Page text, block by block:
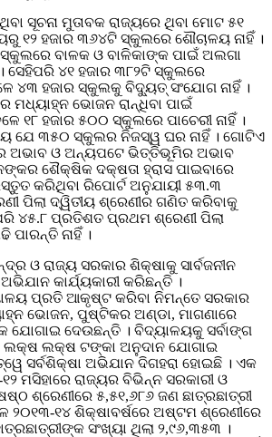
ସୂଚନା ମୁତାବକ ରାଜ୍ୟରେ ଥିବା ମୋଟ ୫୧
୧୨ ହଜାର ୩୬୪ଟି ସ୍କୁଲରେ ଶୌଚାଳୟ ନାହିଁ ।
ବାଳକ ଓ ବାଳିକାଙ୍କ ପାଇଁ ଅଲଗା
ସେହିପରି ୪୧ ହଜାର ୩୮୨ଟି ସ୍କୁଲରେ
୪୩ ହଜାର ସ୍କୁଲକୁ ବିଦୁ୍ୟତ୍ ସଂଯୋଗ ନାହିଁ ।
ମଧ୍ୟାହ୍ନ ଭୋଜନ ରାନ୍ଧିବା ପାଇଁ
୧୮ ହଜାର ୫୦୦ ସ୍କୁଲରେ ପାଚେରୀ ନାହିଁ ।
ଯେ ୩୫୦ ସ୍କୁଲର ନିଜସ୍ୱ ଘର ନାହିଁ । ଗୋଟିଏ
ଅଭାବ ଓ ଅନ୍ୟପଟେ ଭିତ୍ତିଭୂମିର ଅଭାବ
ଶୈକ୍ଷିକ ଦକ୍ଷତା ହ୍ରାସ ପାଇବାରେ
କରିଥିବା ରିପୋର୍ଟ ଅନୁଯାୟୀ ୫୩.୩
ପିଲା ଦ୍ୱିତୀୟ ଶ୍ରେଣୀର ଗଣିତ କରିବାକୁ
୪୫.୮ ପ୍ରତିଶତ ପ୍ରଥମ ଶ୍ରେଣୀ ପିଲା
ପାରନ୍ତି ନାହିଁ ।
ଓ ରାଜ୍ୟ ସରକାର ଶିକ୍ଷାକୁ ସାର୍ବଜନୀନ
କାର୍ଯ୍ୟକାରୀ କରିଛନ୍ତି ।
ପ୍ରତି ଆକୃଷ୍ଟ କରିବା ନିମନ୍ତେ ସରକାର
ଭୋଜନ, ପୁଷ୍ଟିକର ଅଣ୍ଡା, ମାଗଣାରେ
ଯୋଗାଇ ଦେଉଛନ୍ତି । ବିଦ୍ୟାଳୟକୁ ସର୍ବାଙ୍ଗ
ଲକ୍ଷ ଲକ୍ଷ ଟଙ୍କା ଅନୁଦାନ ଯୋଗାଇ
ସର୍ବଶିକ୍ଷା ଅଭିଯାନ ଦିଗହରା ହୋଇଛି । ଏକ
ମସିହାରେ ରାଜ୍ୟର ବିଭିନ୍ନ ସରକାରୀ ଓ
ଶ୍ରେଣୀରେ ୫,୫୧,୬୮୬ ଜଣ ଛାତ୍ରଛାତ୍ରୀ
୨୦୧୩-୧୪ ଶିକ୍ଷାବର୍ଷରେ ଅଷ୍ଟମ ଶ୍ରେଣୀରେ
ସଂଖ୍ୟା ଥିଲା ୨,୯୬,୩୫୩ ।